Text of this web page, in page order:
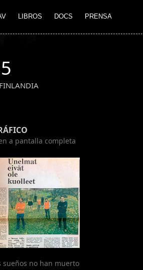
LIBROS DOCS PRENSA
FINLANDIA
a pantalla completa
sueños no han muerto